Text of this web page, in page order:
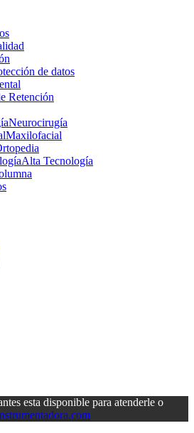
de datos
Retención
Neurocirugía
Maxilofacial
Alta Tecnología
esta disponible para atenderle o